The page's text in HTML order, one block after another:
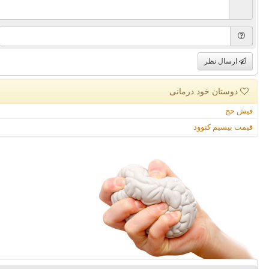
ارسال نظر
دوستان خود درمانی
فیش حج
قیمت بیسیم کنوود